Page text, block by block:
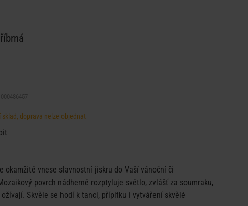
sklad, doprava nelze objednat
okamžitě vnese slavnostní jiskru do Vaší vánoční či
povrch nádherně rozptyluje světlo, zvlášť za soumraku,
Skvěle se hodí k tanci, přípitku i vytváření skvělé